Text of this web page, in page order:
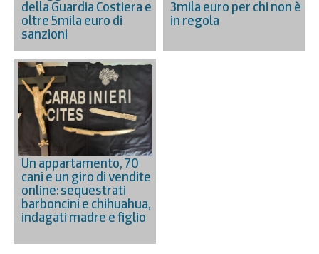
della Guardia Costiera e
oltre 5mila euro di
sanzioni
3mila euro per chi non è
in regola
Un appartamento, 70
cani e un giro di vendite
online: sequestrati
barboncini e chihuahua,
indagati madre e figlio